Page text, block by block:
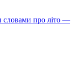
словами про літо —